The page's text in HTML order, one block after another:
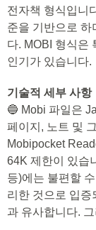
전자책 형식입니
준을 기반으로 하
다. MOBI 형식은
인기가 있습니다.
기술적 세부 사항
🔵 Mobi 파일은
페이지, 노트 및
Mobipocket
64K 제한이 있습
등)에는 불편할
리한 것으로 입증
과 유사합니다.